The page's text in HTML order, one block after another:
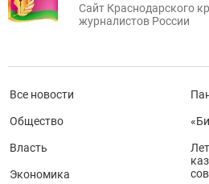
Сайт Краснодарского
журналистов России
Все новости
Общество
Власть
Экономика